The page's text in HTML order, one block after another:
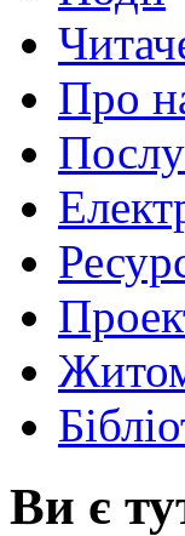
Про
Ви є